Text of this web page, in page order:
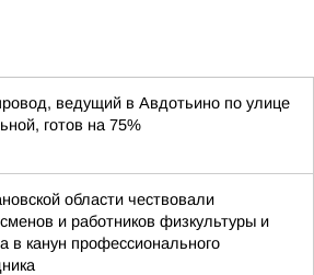
ведущий в Авдотьино по улице
готов на 75%
области чествовали
и работников физкультуры и
в канун профессионального